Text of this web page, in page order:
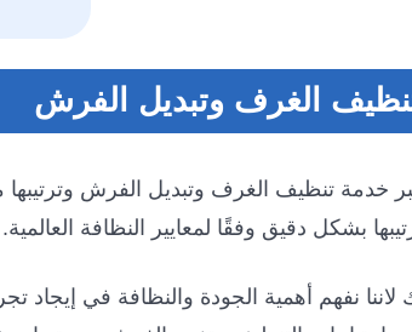
الغرف وتبديل الفرش
خدمة تنظيف الغرف وتبديل الفرش
بشكل دقيق وفقًا لمعايير النظافة العالمية.
لاننا نفهم أهمية الجودة والنظافة في إيجاد